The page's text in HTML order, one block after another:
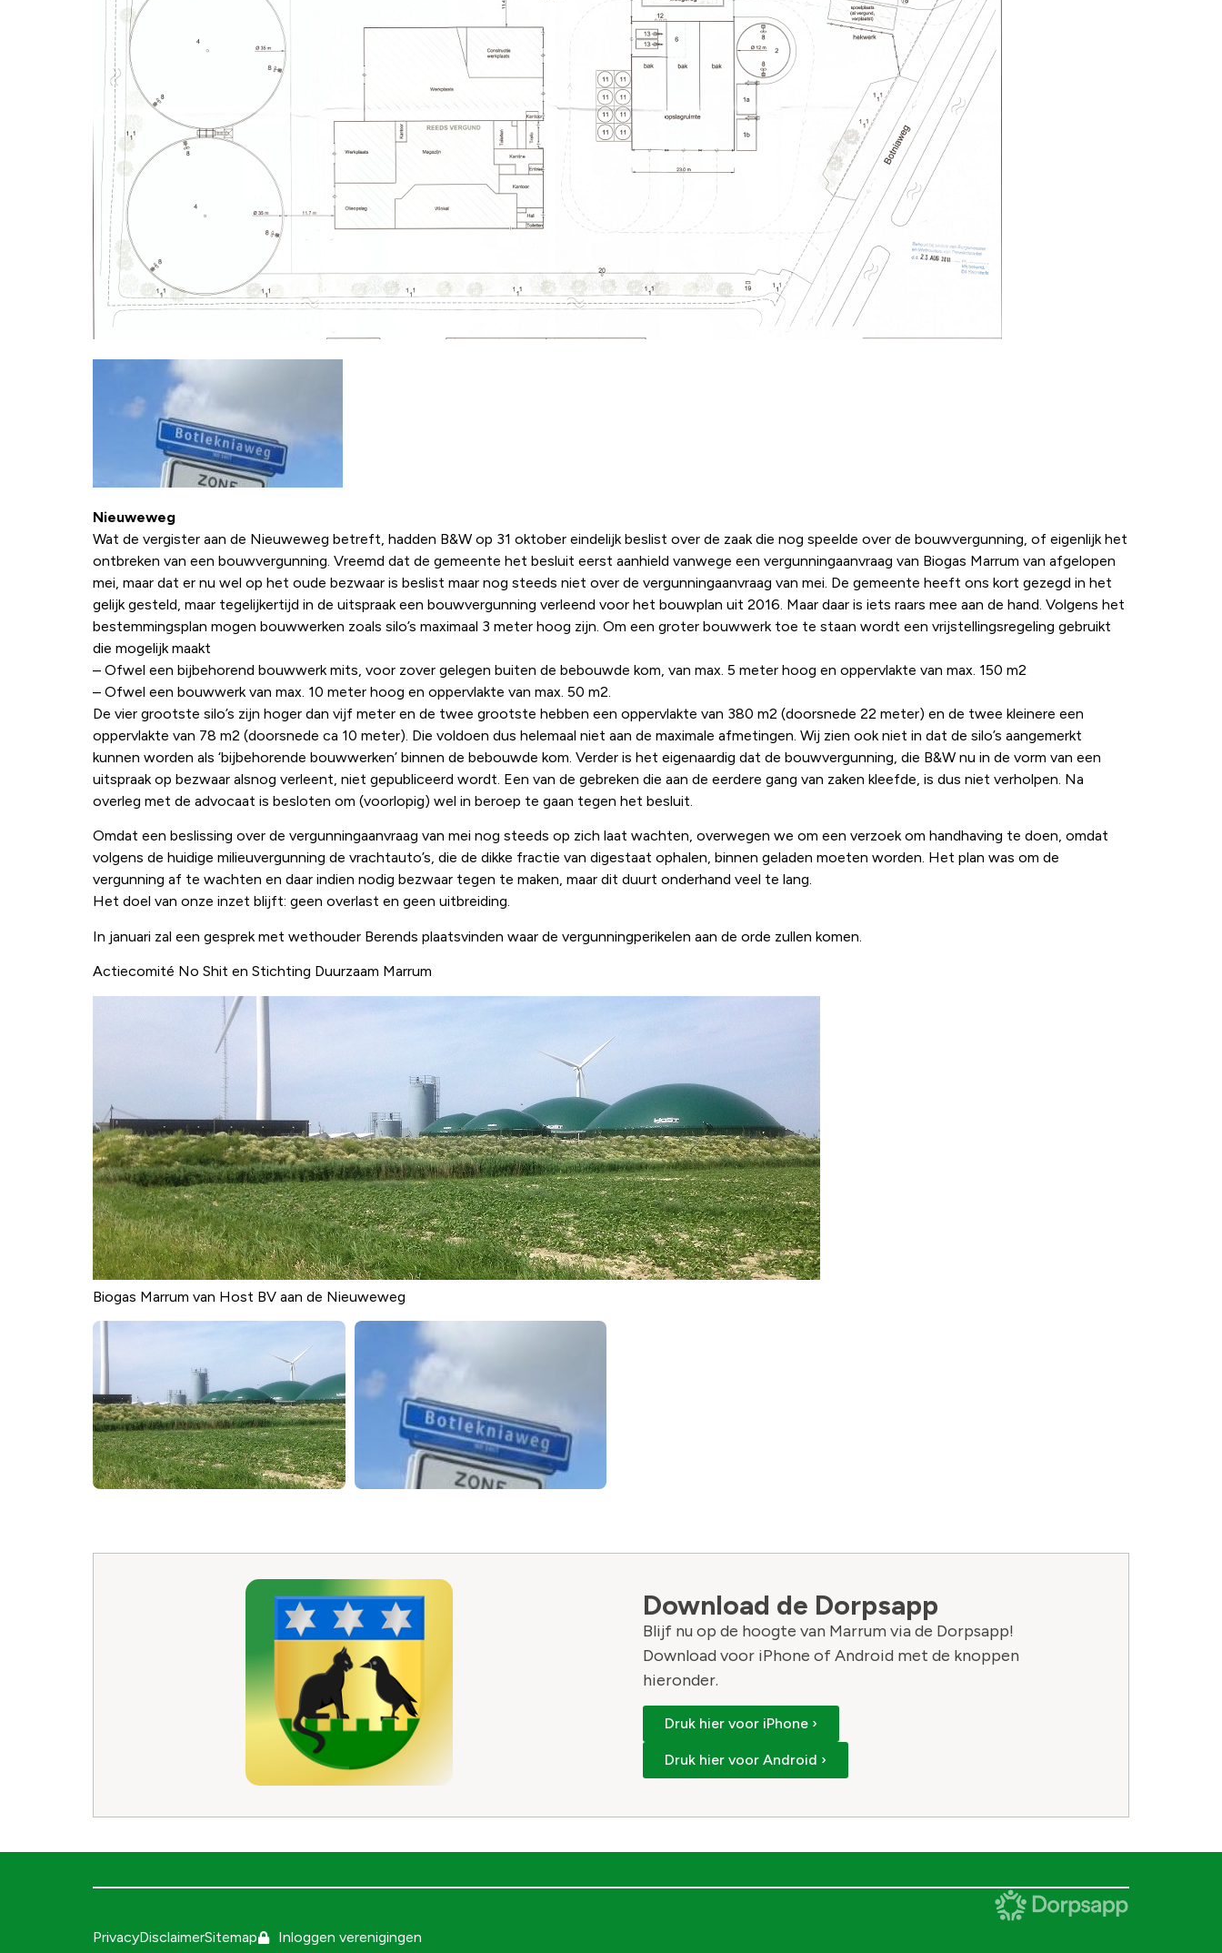
Nieuweweg
Wat de vergister aan de Nieuweweg betreft, hadden B&W op 31 oktober eindelijk beslist over de zaak die nog speelde over de bouwvergunning, of eigenlijk het
ontbreken van een bouwvergunning. Vreemd dat de gemeente het besluit eerst aanhield vanwege een vergunningaanvraag van Biogas Marrum van afgelopen
mei, maar dat er nu wel op het oude bezwaar is beslist maar nog steeds niet over de vergunningaanvraag van mei. De gemeente heeft ons kort gezegd in het
gelijk gesteld, maar tegelijkertijd in de uitspraak een bouwvergunning verleend voor het bouwplan uit 2016. Maar daar is iets raars mee aan de hand. Volgens het
bestemmingsplan mogen bouwwerken zoals silo’s maximaal 3 meter hoog zijn. Om een groter bouwwerk toe te staan wordt een vrijstellingsregeling gebruikt
die mogelijk maakt
– Ofwel een bijbehorend bouwwerk mits, voor zover gelegen buiten de bebouwde kom, van max. 5 meter hoog en oppervlakte van max. 150 m2
– Ofwel een bouwwerk van max. 10 meter hoog en oppervlakte van max. 50 m2.
De vier grootste silo’s zijn hoger dan vijf meter en de twee grootste hebben een oppervlakte van 380 m2 (doorsnede 22 meter) en de twee kleinere een
oppervlakte van 78 m2 (doorsnede ca 10 meter). Die voldoen dus helemaal niet aan de maximale afmetingen. Wij zien ook niet in dat de silo’s aangemerkt
kunnen worden als ‘bijbehorende bouwwerken’ binnen de bebouwde kom. Verder is het eigenaardig dat de bouwvergunning, die B&W nu in de vorm van een
uitspraak op bezwaar alsnog verleent, niet gepubliceerd wordt. Een van de gebreken die aan de eerdere gang van zaken kleefde, is dus niet verholpen. Na
overleg met de advocaat is besloten om (voorlopig) wel in beroep te gaan tegen het besluit.
Omdat een beslissing over de vergunningaanvraag van mei nog steeds op zich laat wachten, overwegen we om een verzoek om handhaving te doen, omdat
volgens de huidige milieuvergunning de vrachtauto’s, die de dikke fractie van digestaat ophalen, binnen geladen moeten worden. Het plan was om de
vergunning af te wachten en daar indien nodig bezwaar tegen te maken, maar dit duurt onderhand veel te lang.
Het doel van onze inzet blijft: geen overlast en geen uitbreiding.
In januari zal een gesprek met wethouder Berends plaatsvinden waar de vergunningperikelen aan de orde zullen komen.
Actiecomité No Shit en Stichting Duurzaam Marrum
Biogas Marrum van Host BV aan de Nieuweweg
Download de Dorpsapp
Blijf nu op de hoogte van Marrum via de Dorpsapp!
Download voor iPhone of Android met de knoppen
hieronder.
Druk hier voor iPhone ›
Druk hier voor Android ›
PrivacyDisclaimerSitemap Inloggen verenigingen